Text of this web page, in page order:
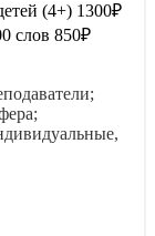
(4+) 1300₽
слов 850₽